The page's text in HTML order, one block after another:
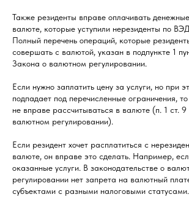
Также резиденты вправе оплачивать
валюте, которые уступили нерезиденты по
Полный перечень операций, которые
совершать с валютой, указан в подпункте 1
Закона о валютном регулировании.
Если нужно заплатить цену за услуги, но при
подпадает под перечисленные ограничения,
не вправе рассчитываться в валюте (п. 1 ст.
валютном регулировании).
Если резидент хочет расплатиться с
валюте, он вправе это сделать. Например,
оказанные услуги. В законодательстве о
регулировании нет запрета на валютный
субъектами с разными налоговыми